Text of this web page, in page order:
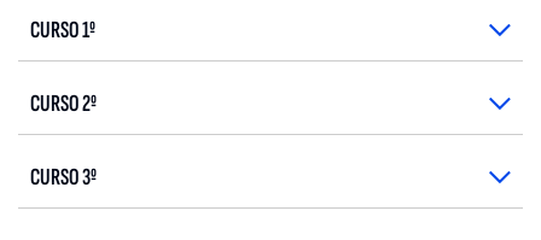
CURSO 1º
CURSO 2º
CURSO 3º